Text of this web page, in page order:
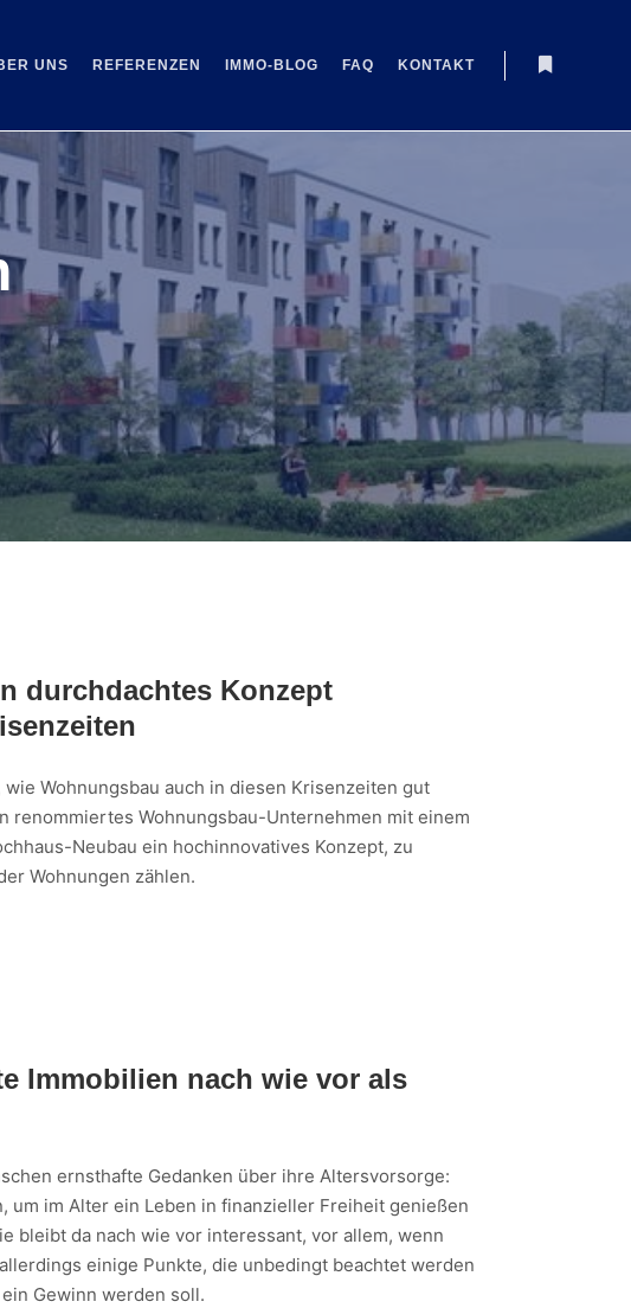
UNS REFERENZEN IMMO-BLOG FAQ KONTAKT
durchdachtes Konzept
Wohnungsbau auch in diesen Krisenzeiten gut
Wohnungsbau-Unternehmen mit einem
Neubau ein hochinnovatives Konzept, zu
Wohnungen zählen.
Immobilien nach wie vor als
ernsthafte Gedanken über ihre Altersvorsorge:
um im Alter ein Leben in finanzieller Freiheit genießen
bleibt da nach wie vor interessant, vor allem, wenn
einige Punkte, die unbedingt beachtet werden
Gewinn werden soll.